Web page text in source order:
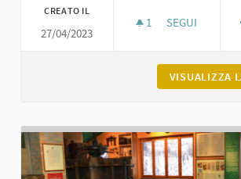
CREATO IL
27/04/2023
1 1 SOSTENITORI
SEGUI
VISUALIZZA